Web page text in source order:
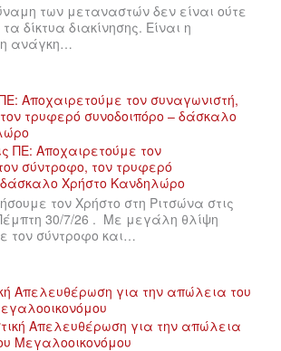
των μεταναστών δεν είναι ούτε
δίκτυα διακίνησης. Είναι η
ανάγκη…
Αποχαιρετούμε τον συναγωνιστή,
τρυφερό συνοδοιπόρο – δάσκαλο
τον Χρήστο στη Ριτσώνα στις
30/7/26 . Με μεγάλη θλίψη
τον σύντροφο και…
Απελευθέρωση για την απώλεια του